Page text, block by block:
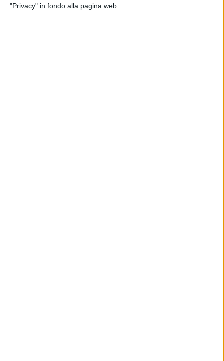
"Privacy" in fondo alla pagina web.
segno di Pino Daniele